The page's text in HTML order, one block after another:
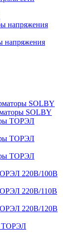
напряжения
напряжения
SOLBY
SOLBY
ТОРЭЛ
ТОРЭЛ
ТОРЭЛ
220В/100В
220В/110В
220В/120В
ТОРЭЛ